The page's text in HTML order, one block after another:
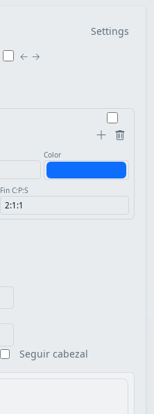
Settings
← →
Color
Fin C:P:S
Seguir cabezal